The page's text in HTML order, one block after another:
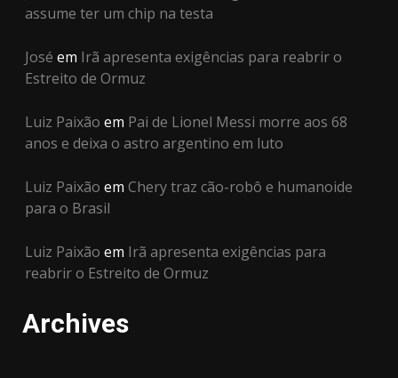
assume ter um chip na testa
José em Irã apresenta exigências para reabrir o
Estreito de Ormuz
Luiz Paixão em Pai de Lionel Messi morre aos 68
anos e deixa o astro argentino em luto
Luiz Paixão em Chery traz cão-robô e humanoide
para o Brasil
Luiz Paixão em Irã apresenta exigências para
reabrir o Estreito de Ormuz
Archives